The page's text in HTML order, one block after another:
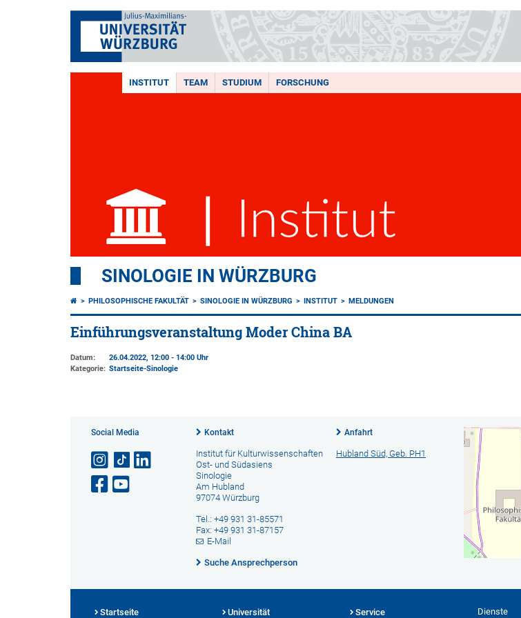
INSTITUT TEAM STUDIUM FORSCHUNG
SINOLOGIE IN WÜRZBURG
PHILOSOPHISCHE FAKULTÄT SINOLOGIE IN WÜRZBURG INSTITUT MELDUNGEN
Einführungsveranstaltung Moder China BA
Datum:
26.04.2022, 12:00 - 14:00 Uhr
Kategorie: Startseite-Sinologie
Social Media Kontakt
Institut für Kulturwissenschaften
Ost- und Südasiens
Sinologie
Am Hubland
97074 Würzburg
Tel.: +49 931 31-85571
Fax: +49 931 31-87157
E-Mail
Suche Ansprechperson
Anfahrt
Hubland Süd, Geb. PH1
Startseite Universität Service Dienste